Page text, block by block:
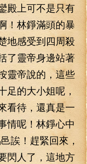
殿上可不是只有
！林錚滿頭的暴
地感受到四周殺
了靈帝身邊站著
靈帝說的，這些
足的大小姐呢，
看待，還真是一
情呢！林錚心中
誒！趕緊回來，
閃人了，這地方